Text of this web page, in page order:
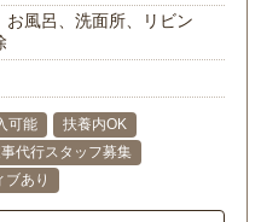
お風呂、洗面所、リビン
可能
扶養内OK
代行スタッフ募集
ブあり